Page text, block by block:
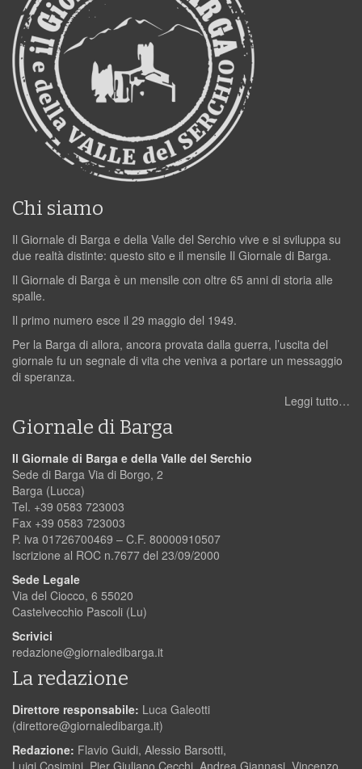
Chi siamo
Il Giornale di Barga e della Valle del Serchio vive e si sviluppa su
due realtà distinte: questo sito e il mensile Il Giornale di Barga.
Il Giornale di Barga è un mensile con oltre 65 anni di storia alle
spalle.
Il primo numero esce il 29 maggio del 1949.
Per la Barga di allora, ancora provata dalla guerra, l’uscita del
giornale fu un segnale di vita che veniva a portare un messaggio
di speranza.
Leggi tutto…
Giornale di Barga
Il Giornale di Barga e della Valle del Serchio
Sede di Barga Via di Borgo, 2
Barga (Lucca)
Tel. +39 0583 723003
Fax +39 0583 723003
P. iva 01726700469 – C.F. 80000910507
Iscrizione al ROC n.7677 del 23/09/2000
Sede Legale
Via del Ciocco, 6 55020
Castelvecchio Pascoli (Lu)
Scrivici
redazione@giornaledibarga.it
La redazione
Direttore responsabile: Luca Galeotti
(direttore@giornaledibarga.it)
Redazione: Flavio Guidi, Alessio Barsotti,
Luigi Cosimini, Pier Giuliano Cecchi, Andrea Giannasi, Vincenzo